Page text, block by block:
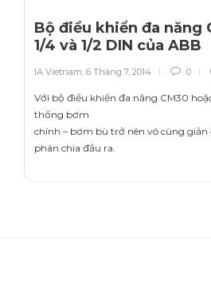
Bộ điều khiển đa năng
1/4 và 1/2 DIN của ABB
IA Vietnam, 6 Tháng 7, 2014 0
Với bộ điều khiển đa năng CM30
thống bơm
chính – bơm bù trở nên vô cùng
phân chia đầu ra.